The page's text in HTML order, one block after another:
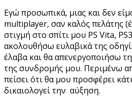
Εγώ προσωπικά, μιας και δεν
multiplayer, σαν καλός πελάτης
στιγμή στο σπίτι μου PS Vita,
ακολουθήσω ευλαβικά της
έλαβα και θα απενεργοποιήσω
της συνδρομής μου. Περιμένω
πείσει ότι θα μου προσφέρει
δικαιολογεί την αύξηση.